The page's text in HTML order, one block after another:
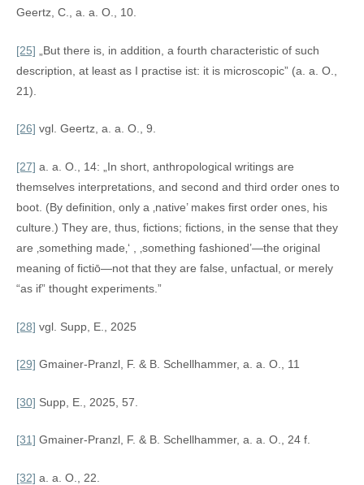
Geertz, C., a. a. O., 10.
[25] „But there is, in addition, a fourth characteristic of such
description, at least as I practise ist: it is microscopic” (a. a. O.,
21).
[26] vgl. Geertz, a. a. O., 9.
[27] a. a. O., 14: „In short, anthropological writings are
themselves interpretations, and second and third order ones to
boot. (By definition, only a ‚native’ makes first order ones, his
culture.) They are, thus, fictions; fictions, in the sense that they
are ‚something made‚‘ , ‚something fashioned’—the original
meaning of fictiō—not that they are false, unfactual, or merely
“as if” thought experiments.”
[28] vgl. Supp, E., 2025
[29] Gmainer-Pranzl, F. & B. Schellhammer, a. a. O., 11
[30] Supp, E., 2025, 57.
[31] Gmainer-Pranzl, F. & B. Schellhammer, a. a. O., 24 f.
[32] a. a. O., 22.